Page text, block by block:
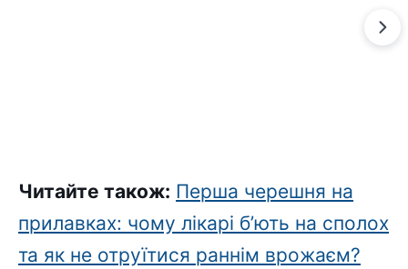
Читайте також: Перша черешня на
прилавках: чому лікарі б’ють на сполох
та як не отруїтися раннім врожаєм?